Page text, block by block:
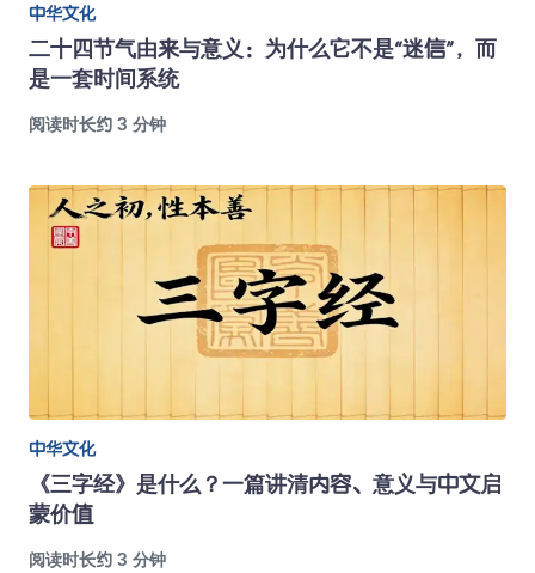
中华文化
二十四节气由来与意义：为什么它不是“迷信”，而
是一套时间系统
阅读时长约 3 分钟
中华文化
《三字经》是什么？一篇讲清内容、意义与中文启
蒙价值
阅读时长约 3 分钟